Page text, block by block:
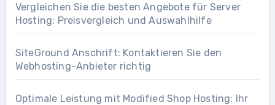
Vergleichen Sie die besten Angebote für Server
Hosting: Preisvergleich und Auswahlhilfe
SiteGround Anschrift: Kontaktieren Sie den
Webhosting-Anbieter richtig
Optimale Leistung mit Modified Shop Hosting: Ihr